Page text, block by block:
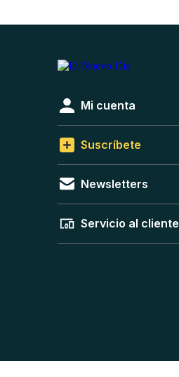
Mi cuenta
Suscríbete
Newsletters
Servicio al cliente